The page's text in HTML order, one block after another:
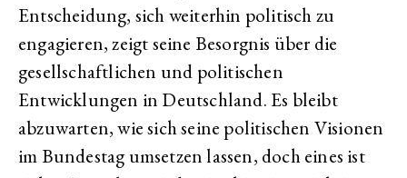
Entscheidung, sich weiterhin politisch zu
engagieren, zeigt seine Besorgnis über die
gesellschaftlichen und politischen
Entwicklungen in Deutschland. Es bleibt
abzuwarten, wie sich seine politischen Visionen
im Bundestag umsetzen lassen, doch eines ist